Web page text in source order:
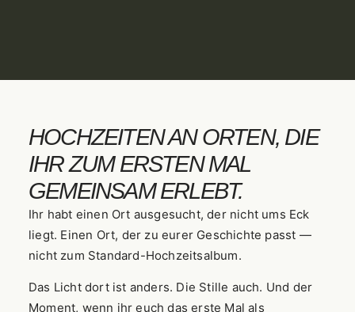
HOCHZEITEN AN ORTEN, DIE
IHR ZUM ERSTEN MAL
GEMEINSAM ERLEBT.
Ihr habt einen Ort ausgesucht, der nicht ums Eck
liegt. Einen Ort, der zu eurer Geschichte passt —
nicht zum Standard-Hochzeitsalbum.
Das Licht dort ist anders. Die Stille auch. Und der
Moment, wenn ihr euch das erste Mal als